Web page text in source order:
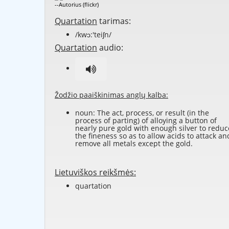
--Autorius (flickr)
Quartation tarimas:
/kwɔ:'teiʃn/
Quartation audio:
Žodžio paaiškinimas anglų kalba:
noun: The act, process, or result (in the
process of parting) ofalloying a button of
nearly pure gold with enough silver to
the fineness so as to allow acids to attack
remove all metals except the gold.
Lietuviškos reikšmės:
quartation